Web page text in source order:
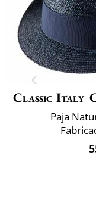
Classic Italy
Paja